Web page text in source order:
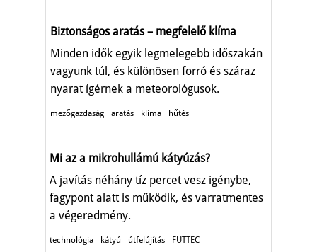
Biztonságos aratás – megfelelő klíma
Minden idők egyik legmelegebb időszakán
vagyunk túl, és különösen forró és száraz
nyarat ígérnek a meteorológusok.
mezőgazdaság aratás klíma hűtés
Mi az a mikrohullámú kátyúzás?
A javítás néhány tíz percet vesz igénybe,
fagypont alatt is működik, és varratmentes
a végeredmény.
technológia kátyú útfelújítás FUTTEC